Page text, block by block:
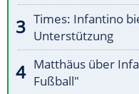
Times: Infantino
Unterstützung
Matthäus über
Fußball"